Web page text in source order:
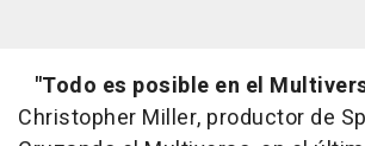
"Todo es posible en el
Christopher Miller, productor de